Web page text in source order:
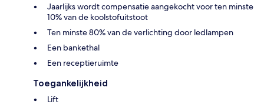
Jaarlijks wordt compensatie aangekocht voor ten minste
10% van de koolstofuitstoot
Ten minste 80% van de verlichting door ledlampen
Een bankethal
Een receptieruimte
Toegankelijkheid
Lift